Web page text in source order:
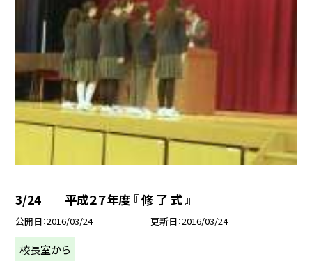
3/24 平成２７年度 『 修 了 式 』
公開日 2016/03/24 更新日 2016/03/24
校長室から